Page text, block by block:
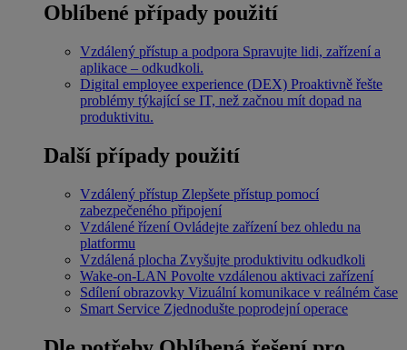
Oblíbené případy použití
Vzdálený přístup a podpora Spravujte lidi, zařízení a
aplikace – odkudkoli.
Digital employee experience (DEX) Proaktivně řešte
problémy týkající se IT, než začnou mít dopad na
produktivitu.
Další případy použití
Vzdálený přístup Zlepšete přístup pomocí
zabezpečeného připojení
Vzdálené řízení Ovládejte zařízení bez ohledu na
platformu
Vzdálená plocha Zvyšujte produktivitu odkudkoli
Wake-on-LAN Povolte vzdálenou aktivaci zařízení
Sdílení obrazovky Vizuální komunikace v reálném čase
Smart Service Zjednodušte poprodejní operace